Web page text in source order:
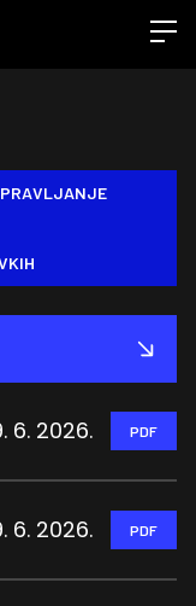
6. 2026. PDF
6. 2026. PDF